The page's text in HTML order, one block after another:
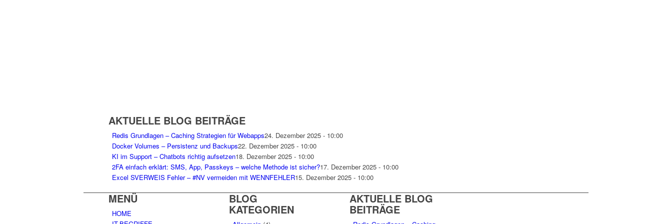
AKTUELLE BLOG BEITRÄGE
Redis Grundlagen – Caching Strategien für Webapps24. Dezember 2025 - 10:00
Docker Volumes – Persistenz und Backups22. Dezember 2025 - 10:00
KI im Support – Chatbots richtig aufsetzen18. Dezember 2025 - 10:00
2FA einfach erklärt: SMS, App, Passkeys – welche Methode ist sicher?17. Dezember 2025 - 10:00
Excel SVERWEIS Fehler – #NV vermeiden mit WENNFEHLER15. Dezember 2025 - 10:00
MENÜ
HOME
BLOG
KATEGORIEN
AKTUELLE BLOG
BEITRÄGE